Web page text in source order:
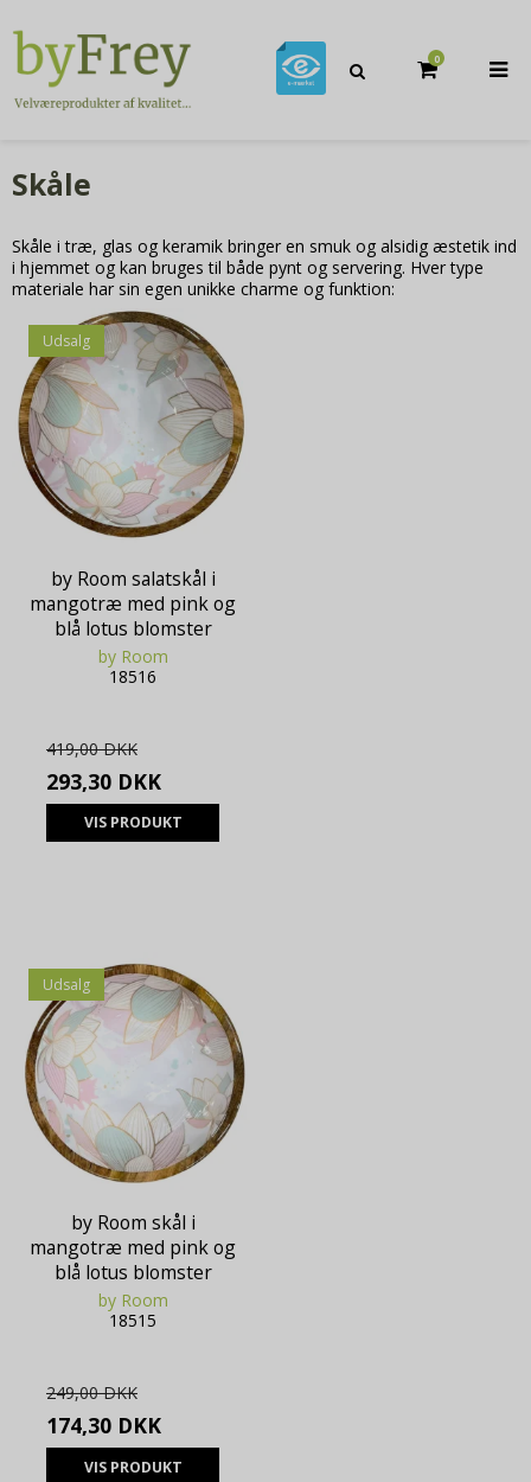
0
Skåle
Skåle i træ, glas og keramik bringer en smuk og alsidig æstetik ind
i hjemmet og kan bruges til både pynt og servering. Hver type
materiale har sin egen unikke charme og funktion:
Udsalg
by Room salatskål i
mangotræ med pink og
blå lotus blomster
by Room
18516
419,00 DKK
293,30 DKK
VIS PRODUKT
Udsalg
by Room skål i
mangotræ med pink og
blå lotus blomster
by Room
18515
249,00 DKK
174,30 DKK
VIS PRODUKT